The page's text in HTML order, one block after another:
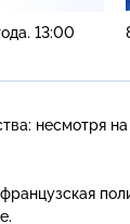
13:00
несмотря